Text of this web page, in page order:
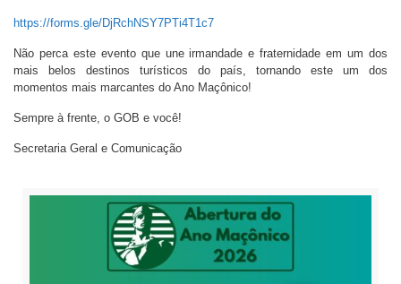
https://forms.gle/DjRchNSY7PTi4T1c7
Não perca este evento que une irmandade e fraternidade em um dos
mais belos destinos turísticos do país, tornando este um dos
momentos mais marcantes do Ano Maçônico!
Sempre à frente, o GOB e você!
Secretaria Geral e Comunicação